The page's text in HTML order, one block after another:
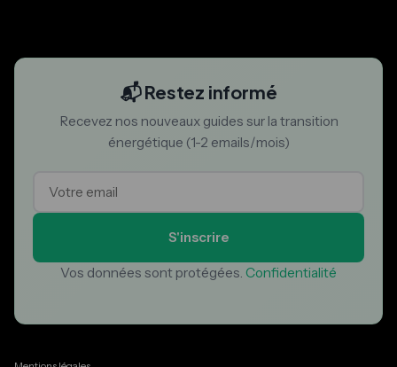
📬 Restez informé
Recevez nos nouveaux guides sur la transition
énergétique (1-2 emails/mois)
S'inscrire
Vos données sont protégées. Confidentialité